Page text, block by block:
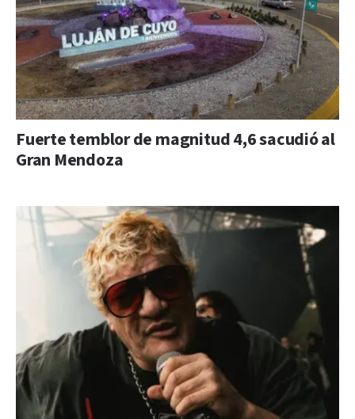
Fuerte temblor de magnitud 4,6 sacudió al
Gran Mendoza